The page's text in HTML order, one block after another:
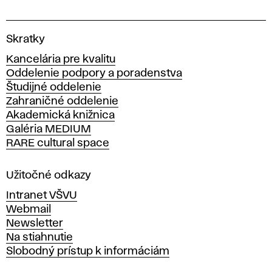
V
s
o
k
á
š
k
o
a
ý
t
v
a
r
Skratky
Kancelária pre kvalitu
Oddelenie podpory a poradenstva
Študijné oddelenie
Zahraničné oddelenie
Akademická knižnica
Galéria MEDIUM
RARE cultural space
Užitočné odkazy
Intranet VŠVU
Webmail
Newsletter
Na stiahnutie
Slobodný prístup k informáciám